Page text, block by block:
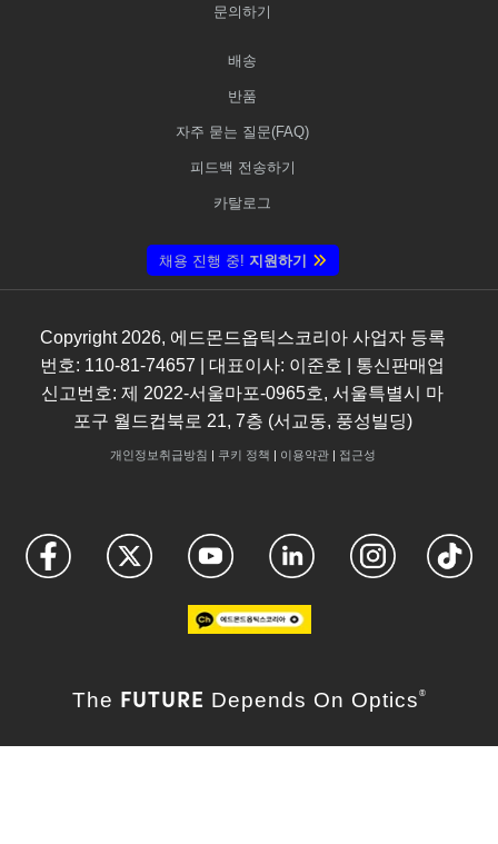
문의하기
배송
반품
자주 묻는 질문(FAQ)
피드백 전송하기
카탈로그
채용 진행 중! 지원하기
Copyright 2026, 에드몬드옵틱스코리아 사업자 등록
번호: 110-81-74657 | 대표이사: 이준호 | 통신판매업
신고번호: 제 2022-서울마포-0965호, 서울특별시 마
포구 월드컵북로 21, 7층 (서교동, 풍성빌딩)
개인정보취급방침 | 쿠키 정책 | 이용약관| 접근성
The FUTURE Depends On Optics ®